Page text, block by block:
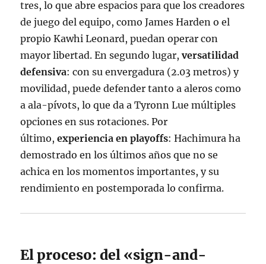
tres, lo que abre espacios para que los creadores
de juego del equipo, como James Harden o el
propio Kawhi Leonard, puedan operar con
mayor libertad. En segundo lugar,versatilidad
defensiva: con su envergadura (2.03 metros) y
movilidad, puede defender tanto a aleros como
a ala-pívots, lo que da a Tyronn Lue múltiples
opciones en sus rotaciones. Por
último,experiencia en playoffs: Hachimura ha
demostrado en los últimos años que no se
achica en los momentos importantes, y su
rendimiento en postemporada lo confirma.
El proceso: del «sign-and-